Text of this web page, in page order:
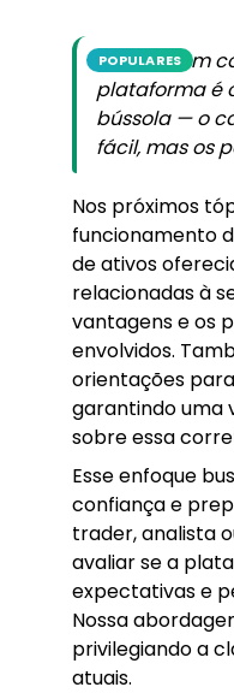
POPULARES
Investir sem
plataforma é
bússola — o
fácil, mas os
Nos próximos
funcionamento
de ativos
relacionadas à
vantagens e os
envolvidos.
orientações
garantindo uma
sobre essa
Esse enfoque
confiança e
trader, analista
avaliar se a
expectativas e
Nossa
privilegiando a
atuais.